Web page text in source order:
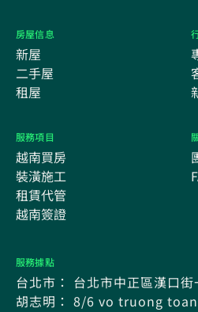
房屋信息
新屋
二手屋
租屋
服務項目
越南買房
裝潢施工
租賃代管
越南簽證
服務據點
台北市： 台北市中正區漢口
胡志明： 8/6 vo truong